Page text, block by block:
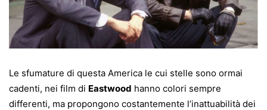
Le sfumature di questa America le cui stelle sono ormai
cadenti, nei film di Eastwood hanno colori sempre
differenti, ma propongono costantemente l’inattuabilità dei